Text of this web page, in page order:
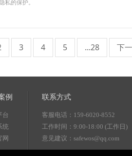
的保护。
3 4 5 ...28 下
例
台
统
网
联系方式
客服电话：159-6020-8552
工作时间：9:00-18:00 (工作日)
意见建议：safewos@qq.com